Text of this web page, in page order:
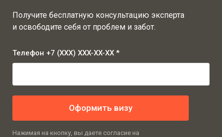
Получите бесплатную консультацию эксперта
и освободите себя от проблем и забот.
Телефон +7 (XXX) XXX-XX-XX *
Оформить визу
Нажимая на кнопку, вы даете согласие на